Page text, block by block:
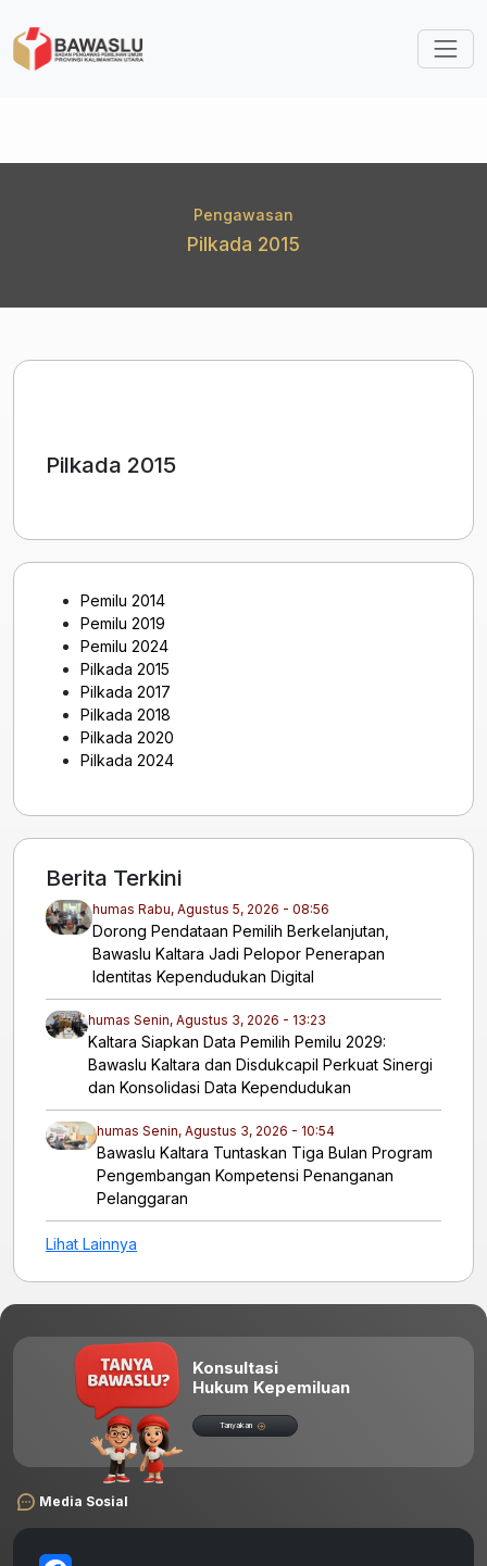
Pengawasan
Pilkada 2015
Pilkada 2015
Pemilu 2014
Pemilu 2019
Pemilu 2024
Pilkada 2015
Pilkada 2017
Pilkada 2018
Pilkada 2020
Pilkada 2024
Berita Terkini
humas Rabu, Agustus 5, 2026 - 08:56
Dorong Pendataan Pemilih Berkelanjutan,
Bawaslu Kaltara Jadi Pelopor Penerapan
Identitas Kependudukan Digital
humas Senin, Agustus 3, 2026 - 13:23
Kaltara Siapkan Data Pemilih Pemilu 2029:
Bawaslu Kaltara dan Disdukcapil Perkuat Sinergi
dan Konsolidasi Data Kependudukan
humas Senin, Agustus 3, 2026 - 10:54
Bawaslu Kaltara Tuntaskan Tiga Bulan Program
Pengembangan Kompetensi Penanganan
Pelanggaran
Lihat Lainnya
Media Sosial
Konsultasi
Hukum Kepemiluan
Tanyakan